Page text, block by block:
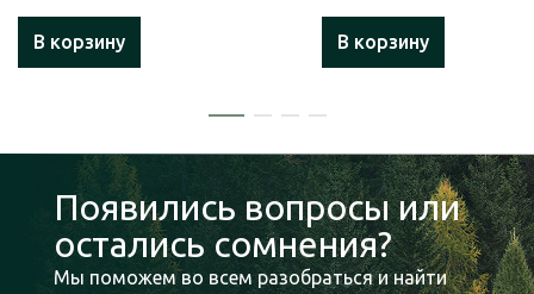
В корзину В корзину
Появились вопросы или
остались сомнения?
Мы поможем во всем разобраться и найти